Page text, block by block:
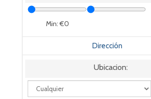
Min: €0
Dirección
Ubicacion: